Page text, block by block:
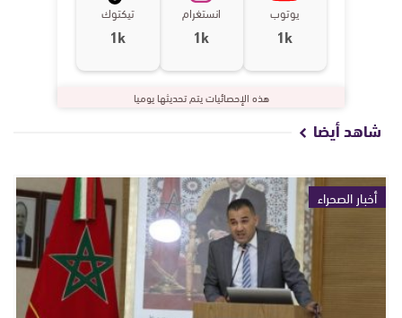
يوتوب
1k
انستغرام
1k
تيكتوك
1k
هذه الإحصائيات يتم تحديثها يوميا
شاهد أيضا
أخبار الصحراء